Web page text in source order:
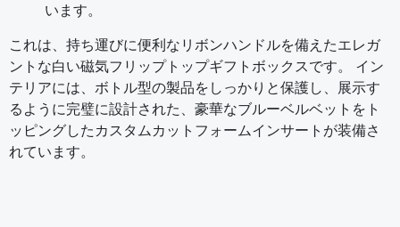
います。
これは、持ち運びに便利なリボンハンドルを備えたエレガ
ントな白い磁気フリップトップギフトボックスです。 イン
テリアには、ボトル型の製品をしっかりと保護し、展示す
るように完璧に設計された、豪華なブルーベルベットをト
ッピングしたカスタムカットフォームインサートが装備さ
れています。